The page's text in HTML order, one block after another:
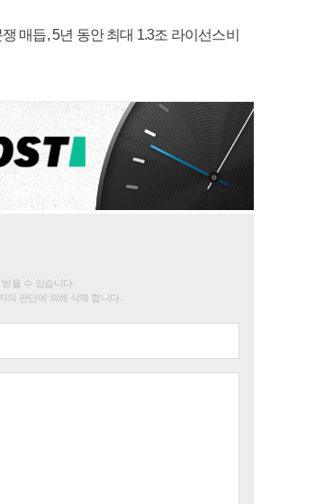
매듭, 5년 동안 최대 1.3조 라이선스비
을 수 있습니다.
의 판단에 의해 삭제 합니다.